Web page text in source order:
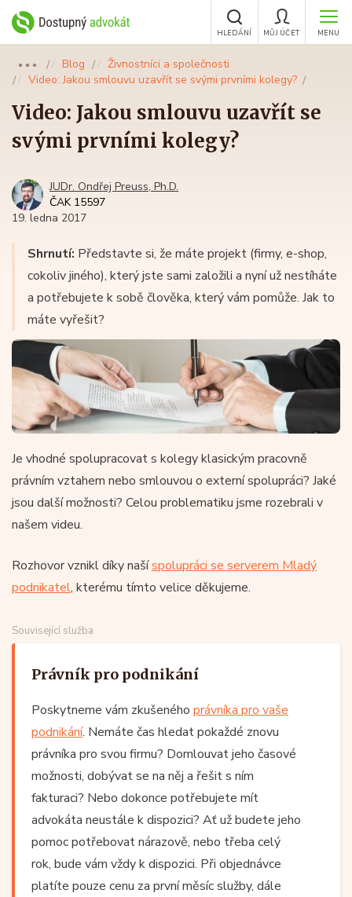
MENU
MŮJ ÚČET
HLEDÁNÍ
●●● Blog
Živnostníci a společnosti
Video: Jakou smlouvu uzavřít se svými prvními kolegy?
Video: Jakou smlouvu uzavřít se
svými prvními kolegy?
JUDr. Ondřej Preuss, Ph.D.
ČAK 15597
19. ledna 2017
Shrnutí: Představte si, že máte projekt (firmy, e-shop,
cokoliv jiného), který jste sami založili a nyní už nestíháte
a potřebujete k sobě člověka, který vám pomůže. Jak to
máte vyřešit?
Je vhodné spolupracovat s kolegy klasickým pracovně
právním vztahem nebo smlouvou o externí spolupráci? Jaké
jsou další možnosti? Celou problematiku jsme rozebrali v
našem videu.
Rozhovor vznikl díky našíspolupráci se serverem Mladý
podnikatel, kterému tímto velice děkujeme.
Související služba
Právník pro podnikání
Poskytneme vám zkušeného právníka pro vaše
podnikání. Nemáte čas hledat pokaždé znovu
právníka pro svou firmu? Domlouvat jeho časové
možnosti, dobývat se na něj a řešit s ním
fakturaci? Nebo dokonce potřebujete mít
advokáta neustále k dispozici? Ať už budete jeho
pomoc potřebovat nárazově, nebo třeba celý
rok, bude vám vždy k dispozici. Při objednávce
platíte pouze cenu za první měsíc služby, dále